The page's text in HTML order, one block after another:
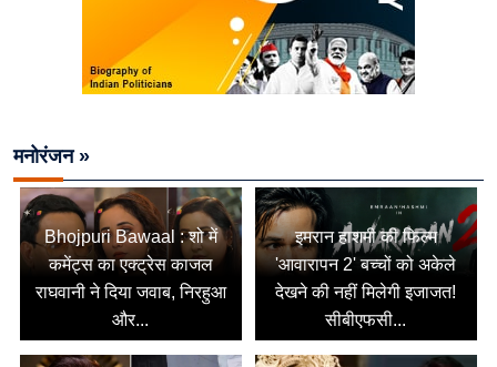
मनोरंजन »
Bhojpuri Bawaal : शो में
कमेंट्स का एक्ट्रेस काजल
राघवानी ने दिया जवाब, निरहुआ
और...
इमरान हाशमी की फिल्म
'आवारापन 2' बच्चों को अकेले
देखने की नहीं मिलेगी इजाजत!
सीबीएफसी...